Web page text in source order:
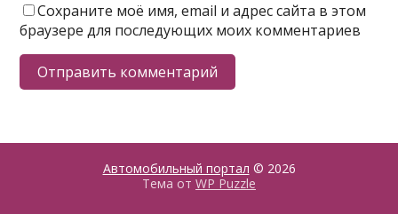
Сохраните моё имя, email и адрес сайта в этом
браузере для последующих моих комментариев
Автомобильный портал © 2026
Тема от WP Puzzle